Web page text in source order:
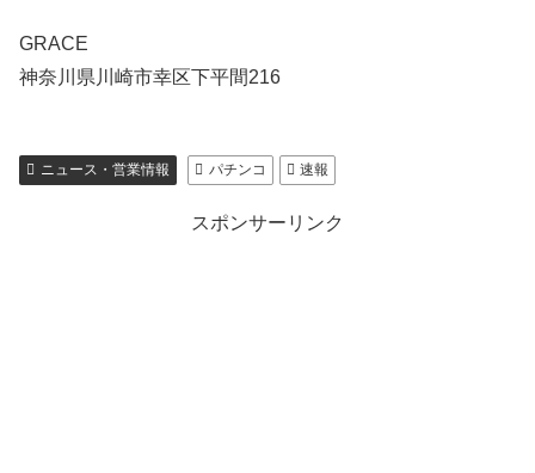
GRACE
神奈川県川崎市幸区下平間216
ニュース・営業情報 パチンコ 速報
スポンサーリンク